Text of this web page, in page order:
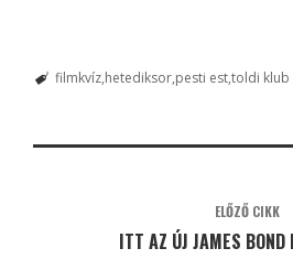
filmkvíz hetediksor pesti esttoldi klub
ELŐZŐ CIKK
ITT AZ ÚJ JAMES BOND